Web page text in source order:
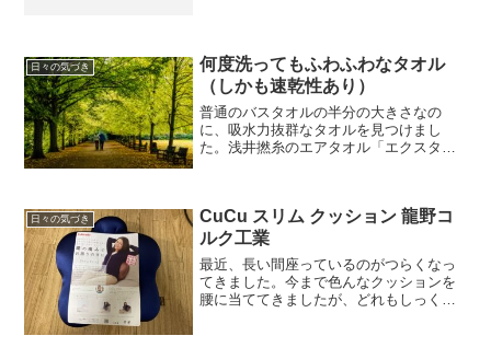
ージを読んでください。
日々の気づき
何度洗ってもふわふわなタオル
（しかも速乾性あり）
普通のバスタオルの半分の大きさなの
に、吸水力抜群なタオルを見つけまし
た。浅井撚糸のエアタオル「エクスタシ
日々の気づき
CuCu スリム クッション 龍野コ
ルク工業
最近、長い間座っているのがつらくなっ
てきました。今まで色んなクッションを
腰に当ててきましたが、どれもしっくり